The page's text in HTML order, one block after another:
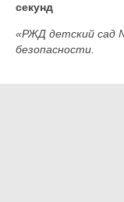
секунд
«РЖД детский сад
безопасности.